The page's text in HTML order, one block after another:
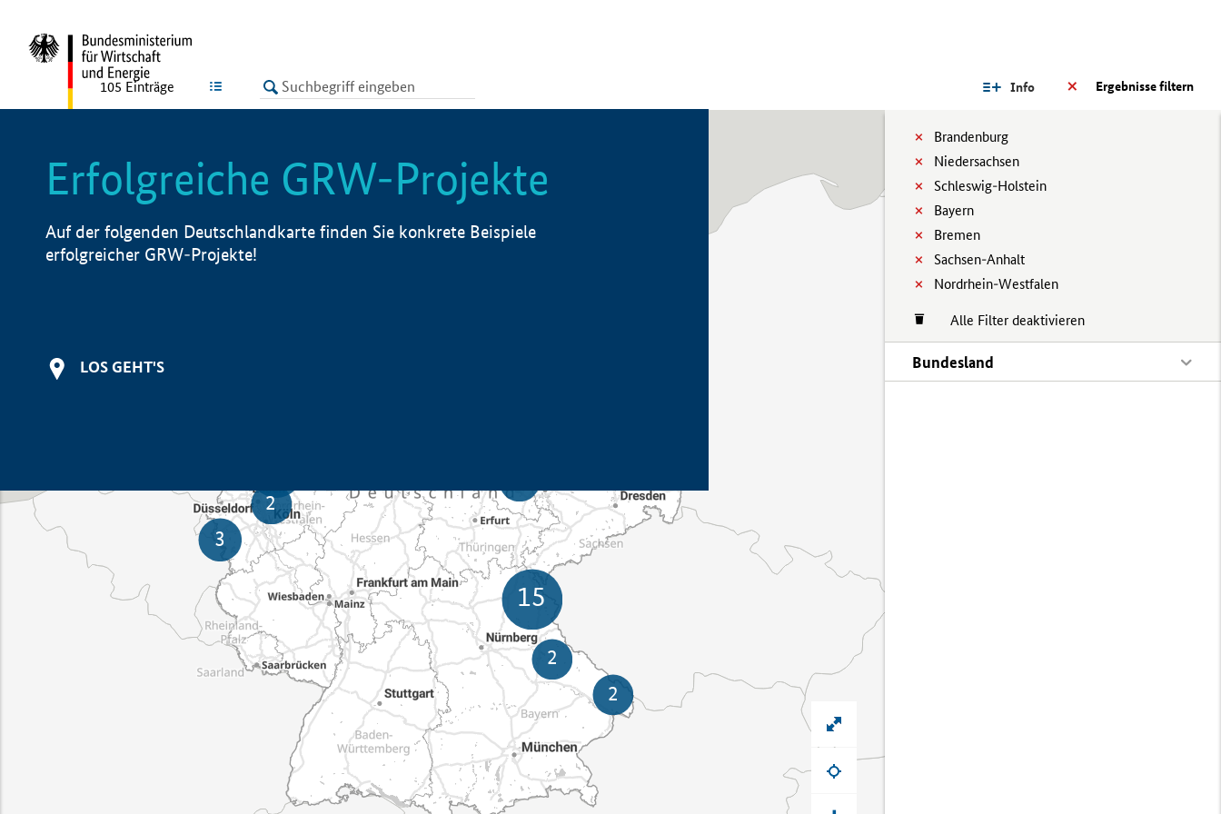
LISTE Ergebnisse filtern
Info
Brandenburg
Niedersachsen
Schleswig-Holstein
Bayern
Bremen
Sachsen-Anhalt
Nordrhein-Westfalen
Alle Filter deaktivieren
Bundesland
105 Einträge
Erfolgreiche GRW-Projekte
Auf der folgenden Deutschlandkarte finden Sie konkrete Beispiele
erfolgreicher GRW-Projekte!
LOS GEHT'S